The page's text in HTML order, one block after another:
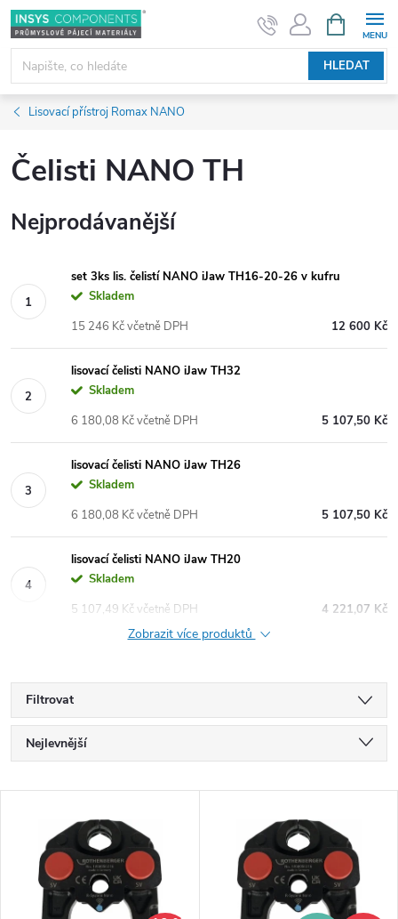
Přejít
na
obsah
HLEDAT
NÁKUPNÍ
KOŠÍK
Lisovací přístroj Romax NANO
Čelisti NANO TH
Nejprodávanější
set 3ks lis. čelistí NANO iJaw TH16-20-26 v kufru
Skladem
12 600 Kč
15 246 Kč včetně DPH
lisovací čelisti NANO iJaw TH32
Skladem
5 107,50 Kč
6 180,08 Kč včetně DPH
lisovací čelisti NANO iJaw TH26
Skladem
5 107,50 Kč
6 180,08 Kč včetně DPH
lisovací čelisti NANO iJaw TH20
Skladem
4 221,07 Kč
5 107,49 Kč včetně DPH
Zobrazit více produktů
Filtrovat
Ř
a
Nejlevnější
Abecedně